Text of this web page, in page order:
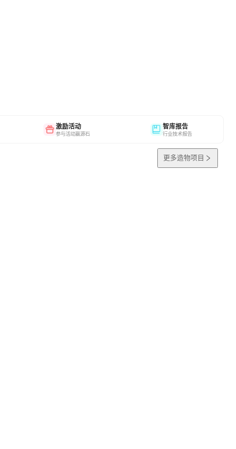
激励活动
参与活动赢源石
智库报告
行业技术报告
更多造物项目